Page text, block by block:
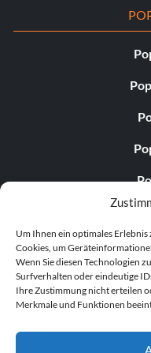
Um Ihnen ein optimales
Cookies, um
Wenn Sie diesen Technologien
Surfverhalten oder eindeutige
Ihre Zustimmung nicht erteilen
Merkmale und Funktionen